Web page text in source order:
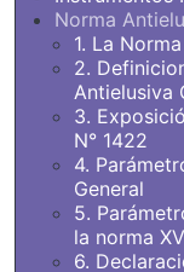
Norma
1. La
2.
Antielusiva
3.
N° 1422
4.
General
5.
la norma
6.